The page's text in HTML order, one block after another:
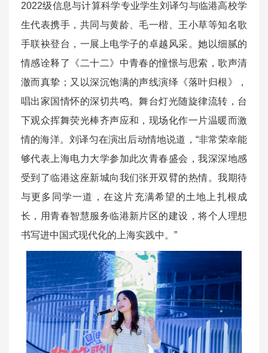
2022级信息与计算科学专业学生刘译匀与临港高校学
生代表携手，共同与黄龄、毛一楷、王小草等知名歌
手联袂登台，一展上电学子的卓越风采。她以细腻的
情感诠释了《二十二》中青春的憧憬与思索，歌声清
澈而真挚；又以深沉饱满的声线演绎《落叶归根》，
唱出家国情怀的深切共鸣。舞台灯光随旋律流转，台
下观众挥舞荧光棒齐声应和，现场化作一片温暖而激
情的海洋。刘译匀在演出后动情地说道，“非常荣幸能
够代表上海电力大学参加此次青春盛会，我深深地感
受到了临港这座新城向我们张开双臂的热情。我期待
与更多同学一道，在这片充满希望的土地上扎根成
长，用青春智慧服务临港新片区的建设，将个人理想
书写进中国式现代化的上海实践中。”